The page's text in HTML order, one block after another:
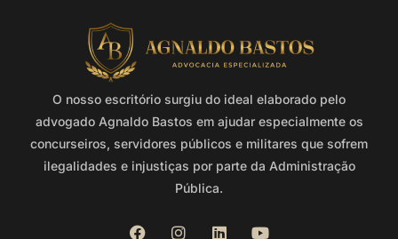
O nosso escritório surgiu do ideal elaborado pelo
advogado Agnaldo Bastos em ajudar especialmente os
concurseiros, servidores públicos e militares que sofrem
ilegalidades e injustiças por parte da Administração
Pública.